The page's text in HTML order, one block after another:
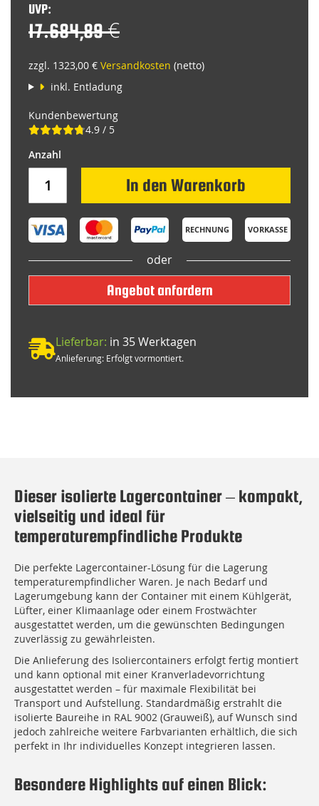
UVP:
17.684,89 €
zzgl. 1323,00 € Versandkosten (netto)
inkl. Entladung
Kundenbewertung
4.9 / 5
In den Warenkorb
RECHNUNG VORKASSE
oder
Angebot anfordern
Lieferbar: in 35 Werktagen
Anlieferung: Erfolgt vormontiert.
Dieser isolierte Lagercontainer – kompakt,
vielseitig und ideal für
temperaturempfindliche Produkte
Die perfekte Lagercontainer-Lösung für die Lagerung
temperaturempfindlicher Waren. Je nach Bedarf und
Lagerumgebung kann der Container mit einem Kühlgerät,
Lüfter, einer Klimaanlage oder einem Frostwächter
ausgestattet werden, um die gewünschten Bedingungen
zuverlässig zu gewährleisten.
Die Anlieferung des Isoliercontainers erfolgt fertig montiert
und kann optional mit einer Kranverladevorrichtung
ausgestattet werden – für maximale Flexibilität bei
Transport und Aufstellung. Standardmäßig erstrahlt die
isolierte Baureihe in RAL 9002 (Grauweiß), auf Wunsch sind
jedoch zahlreiche weitere Farbvarianten erhältlich, die sich
perfekt in Ihr individuelles Konzept integrieren lassen.
Besondere Highlights auf einen Blick: